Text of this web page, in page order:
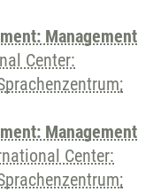
Management
Center:
Management
Center: